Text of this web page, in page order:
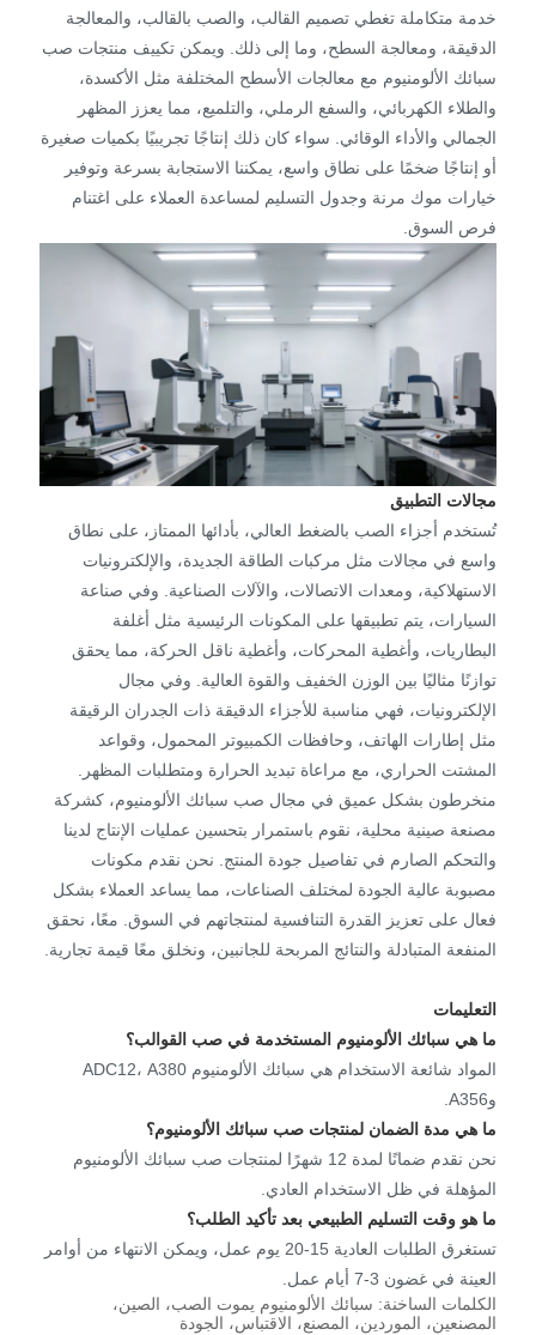
خدمة متكاملة تغطي تصميم القالب، والصب بالقالب، والمعالجة
الدقيقة، ومعالجة السطح، وما إلى ذلك. ويمكن تكييف منتجات صب
سبائك الألومنيوم مع معالجات الأسطح المختلفة مثل الأكسدة،
والطلاء الكهربائي، والسفع الرملي، والتلميع، مما يعزز المظهر
الجمالي والأداء الوقائي. سواء كان ذلك إنتاجًا تجريبيًا بكميات صغيرة
أو إنتاجًا ضخمًا على نطاق واسع، يمكننا الاستجابة بسرعة وتوفير
خيارات موك مرنة وجدول التسليم لمساعدة العملاء على اغتنام
فرص السوق.
مجالات التطبيق
تُستخدم أجزاء الصب بالضغط العالي، بأدائها الممتاز، على نطاق
واسع في مجالات مثل مركبات الطاقة الجديدة، والإلكترونيات
الاستهلاكية، ومعدات الاتصالات، والآلات الصناعية. وفي صناعة
السيارات، يتم تطبيقها على المكونات الرئيسية مثل أغلفة
البطاريات، وأغطية المحركات، وأغطية ناقل الحركة، مما يحقق
توازنًا مثاليًا بين الوزن الخفيف والقوة العالية. وفي مجال
الإلكترونيات، فهي مناسبة للأجزاء الدقيقة ذات الجدران الرقيقة
مثل إطارات الهاتف، وحافظات الكمبيوتر المحمول، وقواعد
المشتت الحراري، مع مراعاة تبديد الحرارة ومتطلبات المظهر.
منخرطون بشكل عميق في مجال صب سبائك الألومنيوم، كشركة
مصنعة صينية محلية، نقوم باستمرار بتحسين عمليات الإنتاج لدينا
والتحكم الصارم في تفاصيل جودة المنتج. نحن نقدم مكونات
مصبوبة عالية الجودة لمختلف الصناعات، مما يساعد العملاء بشكل
فعال على تعزيز القدرة التنافسية لمنتجاتهم في السوق. معًا، نحقق
المنفعة المتبادلة والنتائج المربحة للجانبين، ونخلق معًا قيمة تجارية.
التعليمات
ما هي سبائك الألومنيوم المستخدمة في صب القوالب؟
المواد شائعة الاستخدام هي سبائك الألومنيوم ADC12، A380
وA356.
ما هي مدة الضمان لمنتجات صب سبائك الألومنيوم؟
نحن نقدم ضمانًا لمدة 12 شهرًا لمنتجات صب سبائك الألومنيوم
المؤهلة في ظل الاستخدام العادي.
ما هو وقت التسليم الطبيعي بعد تأكيد الطلب؟
تستغرق الطلبات العادية 15-20 يوم عمل، ويمكن الانتهاء من أوامر
العينة في غضون 3-7 أيام عمل.
الكلمات الساخنة: سبائك الألومنيوم يموت الصب، الصين،
المصنعين، الموردين، المصنع، الاقتباس، الجودة